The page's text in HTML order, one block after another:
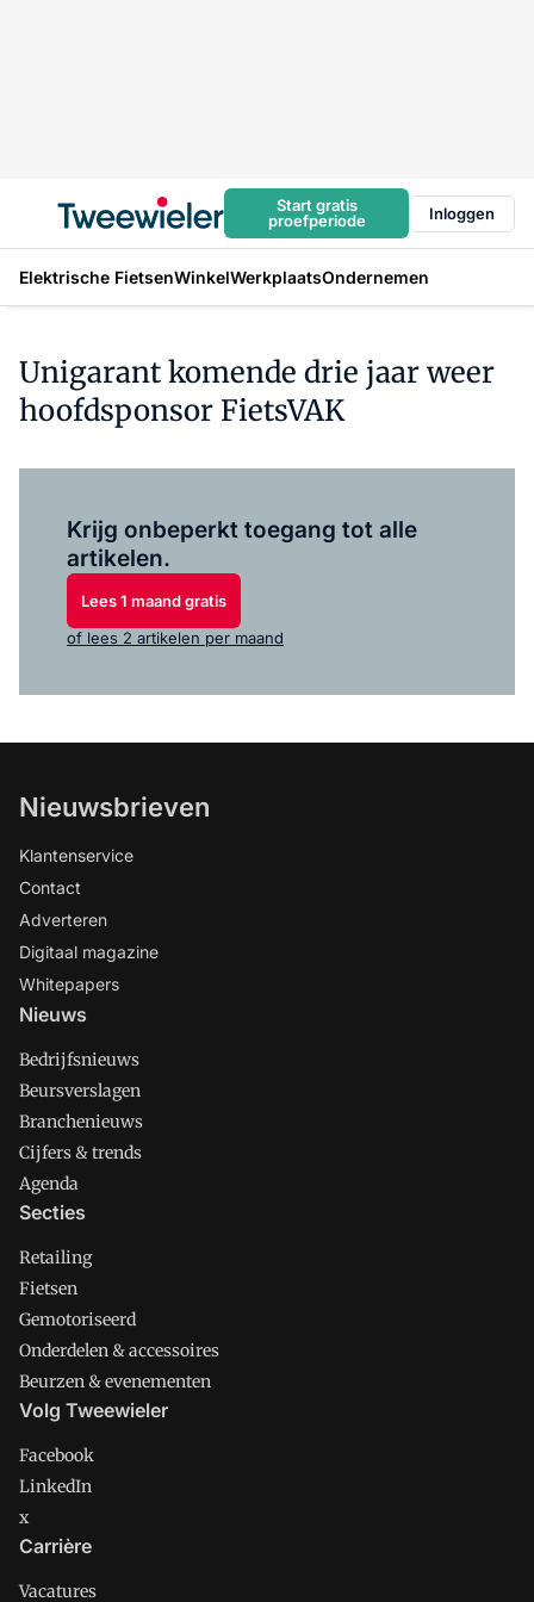
Start gratis
proefperiode
Inloggen
Elektrische FietsenWinkelWerkplaatsOndernemen
Unigarant komende drie jaar weer
hoofdsponsor FietsVAK
Krijg onbeperkt toegang tot alle
artikelen.
Lees 1 maand gratis
of lees 2 artikelen per maand
Nieuwsbrieven
Klantenservice
Contact
Adverteren
Digitaal magazine
Whitepapers
Nieuws
Bedrijfsnieuws
Beursverslagen
Branchenieuws
Cijfers & trends
Agenda
Secties
Retailing
Fietsen
Gemotoriseerd
Onderdelen & accessoires
Beurzen & evenementen
Volg Tweewieler
Facebook
LinkedIn
x
Carrière
Vacatures